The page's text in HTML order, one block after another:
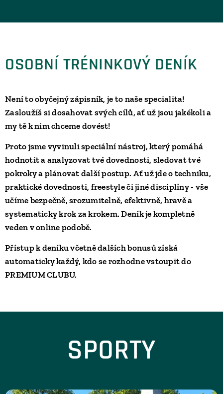
OSOBNÍ TRÉNINKOVÝ DENÍK
Není to obyčejný zápisník, je to naše specialita!
Zasloužíš si dosahovat svých cílů, ať už jsou jakékoli a
my tě k nim chceme dovést!
Proto jsme vyvinuli speciální nástroj, který pomáhá
hodnotit a analyzovat tvé dovednosti, sledovat tvé
pokroky a plánovat další postup. Ať už jde o techniku,
praktické dovednosti, freestyle či jiné disciplíny - vše
učíme bezpečně, srozumitelně, efektivně, hravě a
systematicky krok za krokem. Deník je kompletně
veden v online podobě.
Přístup k deníku včetně dalších bonusů získá
automaticky každý, kdo se rozhodne vstoupit do
PREMIUM CLUBU.
SPORTY